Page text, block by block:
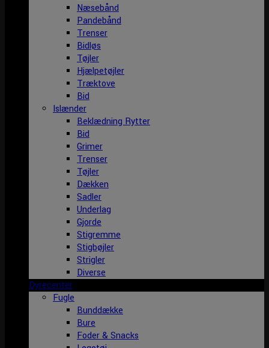
Næsebånd
Pandebånd
Trenser
Bidløs
Tøjler
Hjælpetøjler
Træktove
Bid
Islænder
Beklædning Rytter
Bid
Grimer
Trenser
Tøjler
Dækken
Sadler
Underlag
Gjorde
Stigremme
Stigbøjler
Strigler
Diverse
Dyrecenter
Fugle
Bunddække
Bure
Foder & Snacks